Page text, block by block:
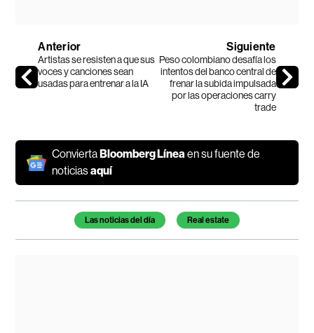
Anterior
Artistas se resisten a que sus
voces y canciones sean
usadas para entrenar a la IA
Siguiente
Peso colombiano desafía los
intentos del banco central de
frenar la subida impulsada
por las operaciones carry
trade
Convierta Bloomberg Líneaen su fuente de
noticiasaquí
Temas de este artículo
Las noticias del día Real estate